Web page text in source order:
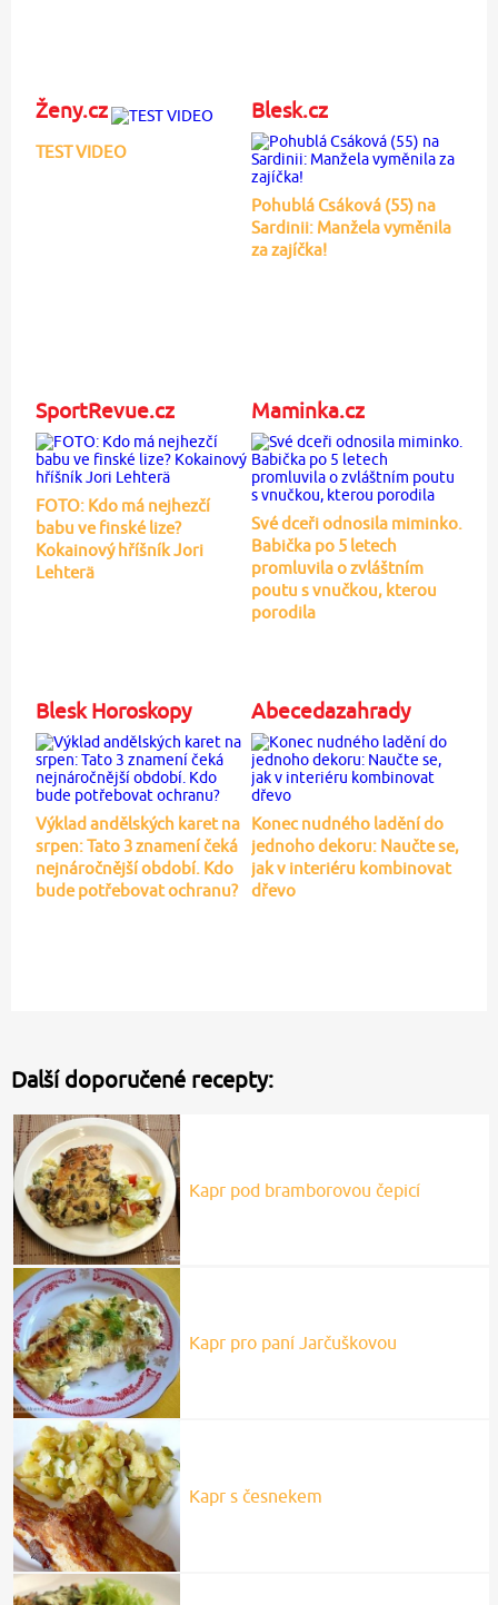
Ženy.cz
TEST VIDEO
Blesk.cz
Pohublá Csáková (55) na
Sardinii: Manžela vyměnila
za zajíčka!
SportRevue.cz
FOTO: Kdo má nejhezčí
babu ve finské lize?
Kokainový hříšník Jori
Lehterä
Maminka.cz
Své dceři odnosila miminko.
Babička po 5 letech
promluvila o zvláštním
poutu s vnučkou, kterou
porodila
Blesk Horoskopy
Výklad andělských karet na
srpen: Tato 3 znamení čeká
nejnáročnější období. Kdo
bude potřebovat ochranu?
Abecedazahrady
Konec nudného ladění do
jednoho dekoru: Naučte se,
jak v interiéru kombinovat
dřevo
Další doporučené recepty:
Kapr pod bramborovou čepicí
Kapr pro paní Jarčuškovou
Kapr s česnekem